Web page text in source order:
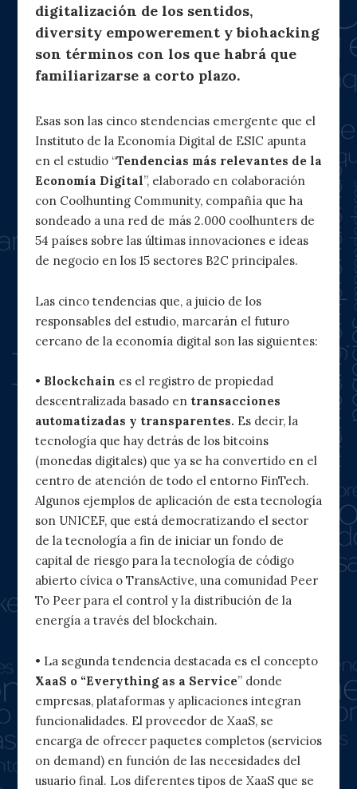
digitalización de los sentidos,
diversity empowerement y biohacking
son términos con los que habrá que
familiarizarse a corto plazo.
Esas son las cinco stendencias emergente que el
Instituto de la Economía Digital de ESIC apunta
en el estudio “Tendencias más relevantes de la
Economía Digital”, elaborado en colaboración
con Coolhunting Community, compañía que ha
sondeado a una red de más 2.000 coolhunters de
54 países sobre las últimas innovaciones e ideas
de negocio en los 15 sectores B2C principales.
Las cinco tendencias que, a juicio de los
responsables del estudio, marcarán el futuro
cercano de la economía digital son las siguientes:
• Blockchain es el registro de propiedad
descentralizada basado en transacciones
automatizadas y transparentes. Es decir, la
tecnología que hay detrás de los bitcoins
(monedas digitales) que ya se ha convertido en el
centro de atención de todo el entorno FinTech.
Algunos ejemplos de aplicación de esta tecnología
son UNICEF, que está democratizando el sector
de la tecnología a fin de iniciar un fondo de
capital de riesgo para la tecnología de código
abierto cívica o TransActive, una comunidad Peer
To Peer para el control y la distribución de la
energía a través del blockchain.
• La segunda tendencia destacada es el concepto
XaaS o “Everything as a Service” donde
empresas, plataformas y aplicaciones integran
funcionalidades. El proveedor de XaaS, se
encarga de ofrecer paquetes completos (servicios
on demand) en función de las necesidades del
usuario final. Los diferentes tipos de XaaS que se